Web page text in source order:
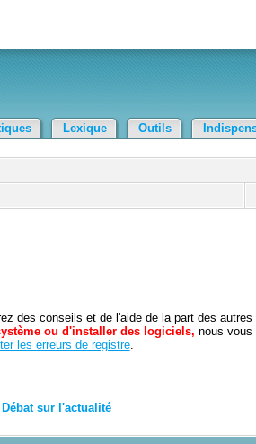
Lexique Outils
des conseils et de l'aide de la part des autres
ou d'installer des logiciels, nous vous
les erreurs de registre.
Débat sur l'actualité